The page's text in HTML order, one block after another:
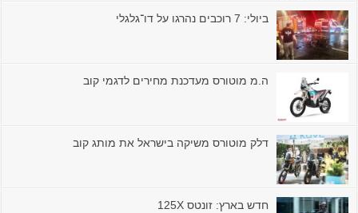
ביולי: 7 רוכבים נהרגו על דו־גלגלי
ה.מ מוטורס מעדכנת מחירים לדגמי קוב
דלק מוטורס משיקה בישראל את מותג קוב
חדש בארץ: זונטס 125X